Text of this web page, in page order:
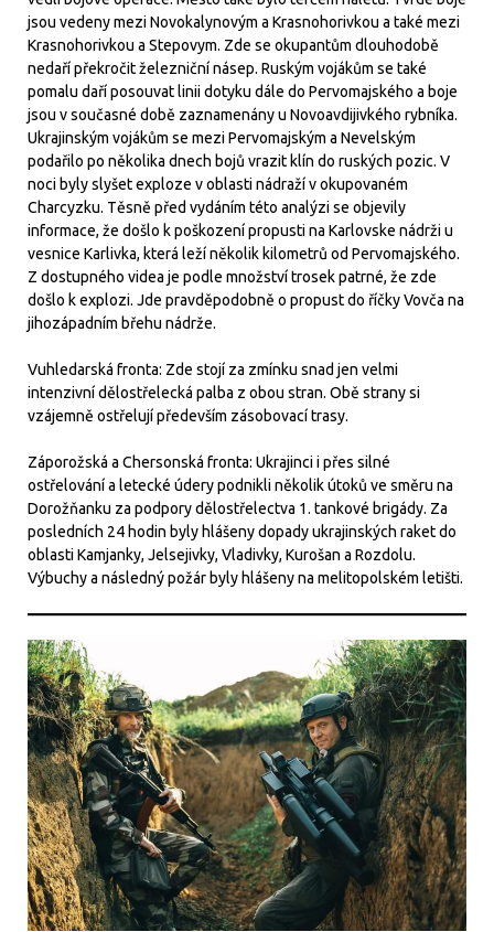
jsou vedeny mezi Novokalynovým a Krasnohorivkou a také mezi
Krasnohorivkou a Stepovym. Zde se okupantům dlouhodobě
nedaří překročit železniční násep. Ruským vojákům se také
pomalu daří posouvat linii dotyku dále do Pervomajského a boje
jsou v současné době zaznamenány u Novoavdijivkého rybníka.
Ukrajinským vojákům se mezi Pervomajským a Nevelským
podařilo po několika dnech bojů vrazit klín do ruských pozic. V
noci byly slyšet exploze v oblasti nádraží v okupovaném
Charcyzku. Těsně před vydáním této analýzi se objevily
informace, že došlo k poškození propusti na Karlovske nádrži u
vesnice Karlivka, která leží několik kilometrů od Pervomajského.
Z dostupného videa je podle množství trosek patrné, že zde
došlo k explozi. Jde pravděpodobně o propust do říčky Vovča na
jihozápadním břehu nádrže.
Vuhledarská fronta: Zde stojí za zmínku snad jen velmi
intenzivní dělostřelecká palba z obou stran. Obě strany si
vzájemně ostřelují především zásobovací trasy.
Záporožská a Chersonská fronta: Ukrajinci i přes silné
ostřelování a letecké údery podnikli několik útoků ve směru na
Dorožňanku za podpory dělostřelectva 1. tankové brigády. Za
posledních 24 hodin byly hlášeny dopady ukrajinských raket do
oblasti Kamjanky, Jelsejivky, Vladivky, Kurošan a Rozdolu.
Výbuchy a následný požár byly hlášeny na melitopolském letišti.